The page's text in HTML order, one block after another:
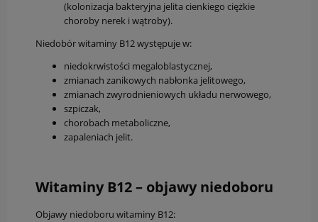
(kolonizacja bakteryjna jelita cienkiego ciężkie
choroby nerek i wątroby).
Niedobór witaminy B12 występuje w:
niedokrwistości megaloblastycznej,
zmianach zanikowych nabłonka jelitowego,
zmianach zwyrodnieniowych układu nerwowego,
szpiczak,
chorobach metaboliczne,
zapaleniach jelit.
Witaminy B12 – objawy niedoboru
Objawy niedoboru witaminy B12: